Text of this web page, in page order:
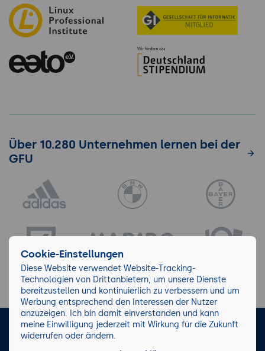
Über 10.280 Unternehmen lernen bei der
GFU
LinkedIn Facebook
Cookie-Einstellungen
Diese Website verwendet Website-Tracking-
Technologien von Drittanbietern, um unsere Dienste
bereitzustellen und kontinuierlich zu verbessern und um
Werbung entsprechend den Interessen der Nutzer
anzuzeigen. Ich bin damit einverstanden und kann
meine Einwilligung jederzeit mit Wirkung für die Zukunft
widerrufen oder ändern.